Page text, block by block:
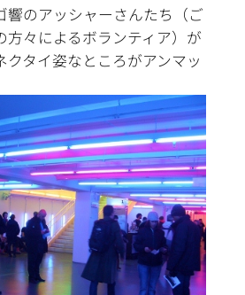
響のアッシャーさんたち（ご
方々によるボランティア）が
クタイ姿なところがアンマッ